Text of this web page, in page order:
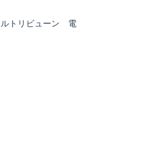
ルトリビューン 電